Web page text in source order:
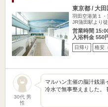
東京都 / 大田
羽田空港第１
JR蒲田駅より
営業時間
入浴料金 550
日帰り 格安
30代 男
性
マルハン主催の脳汁銭湯
冷水で無事整えました。